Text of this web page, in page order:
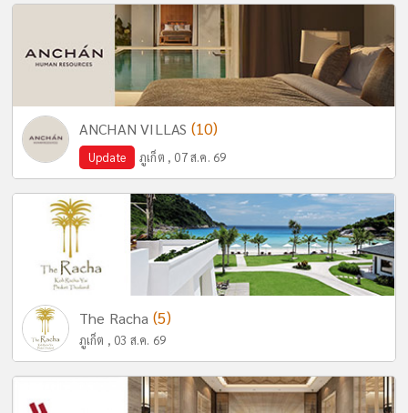
ANCHAN VILLAS (10)
Update ภูเก็ต , 07 ส.ค. 69
The Racha (5)
ภูเก็ต , 03 ส.ค. 69